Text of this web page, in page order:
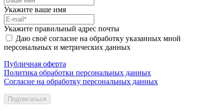
Укажите ваше имя
Укажите правильный адрес почты
Даю своё согласие на обработку указанных мной
персональных и метрических данных
Публичная оферта
Политика обработки персональных данных
Согласие на обработку персональных данных
Подписаться